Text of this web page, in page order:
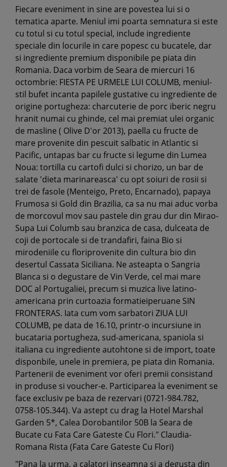
Fiecare eveniment in sine are povestea lui si o
tematica aparte. Meniul imi poarta semnatura si este
cu totul si cu totul special, include ingrediente
speciale din locurile in care popesc cu bucatele, dar
si ingrediente premium disponibile pe piata din
Romania. Daca vorbim de Seara de miercuri 16
octombrie: FIESTA PE URMELE LUI COLUMB, meniul-
stil bufet incanta papilele gustative cu ingrediente de
origine portugheza: charcuterie de porc iberic negru
hranit numai cu ghinde, cel mai premiat ulei organic
de masline ( Olive D'or 2013), paella cu fructe de
mare provenite din pescuit salbatic in Atlantic si
Pacific, untapas bar cu fructe si legume din Lumea
Noua: tortilla cu cartofi dulci si chorizo, un bar de
salate 'dieta marinareasca' cu opt soiuri de rosii si
trei de fasole (Menteigo, Preto, Encarnado), papaya
Frumosa si Gold din Brazilia, ca sa nu mai aduc vorba
de morcovul mov sau pastele din grau dur din Mirao-
Supa Lui Columb sau branzica de casa, dulceata de
coji de portocale si de trandafiri, faina Bio si
mirodeniile cu floriprovenite din cultura bio din
desertul Cassata Siciliana. Ne asteapta o Sangria
Blanca si o degustare de Vin Verde, cel mai mare
DOC al Portugaliei, precum si muzica live latino-
americana prin curtoazia formatieiperuane SIN
FRONTERAS. Iata cum vom sarbatori ZIUA LUI
COLUMB, pe data de 16.10, printr-o incursiune in
bucataria portugheza, sud-americana, spaniola si
italiana cu ingrediente autohtone si de import, toate
disponbile, unele in premiera, pe piata din Romania.
Partenerii de eveniment vor oferi premii consistand
in produse si voucher-e. Participarea la eveniment se
face exclusiv pe baza de rezervari (0721-984.782,
0758-105.344). Va astept cu drag la Hotel Marshal
Garden 5*, Calea Dorobantilor 50B la Seara de
Bucate cu Fata Care Gateste Cu Flori." Claudia-
Romana Rista (Fata Care Gateste Cu Flori)
"Pana la urma, a calatori inseamna si a degusta din